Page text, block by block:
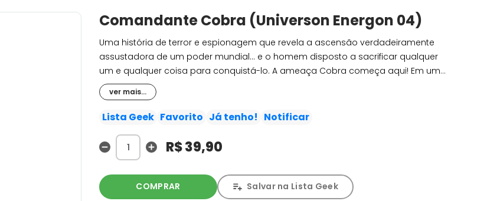
Comandante Cobra (Universon Energon 04)
Uma história de terror e espionagem que revela a ascensão verdadeiramente
assustadora de um poder mundial... e o homem disposto a sacrificar qualquer
um e qualquer coisa para conquistá-lo. A ameaça Cobra começa aqui! Em um
mundo em que a organização Cobra ainda não se formou, os planos sinistros de
um homem para utilizar a misteriosa substância alienígena conhecida como
Energon provocam ondas de choque ao redor do globo. Quem é o Comandante
ver mais...
Lista Geek Favorito Já tenho! Notificar
R$ 39,90
COMPRAR Salvar na Lista Geek